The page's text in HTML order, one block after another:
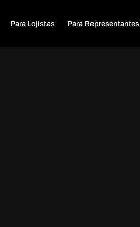
Para Lojistas Para Representantes